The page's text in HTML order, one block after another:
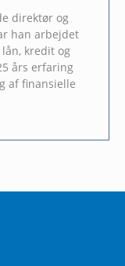
direktør og
han arbejdet
kredit og
års erfaring
af finansielle